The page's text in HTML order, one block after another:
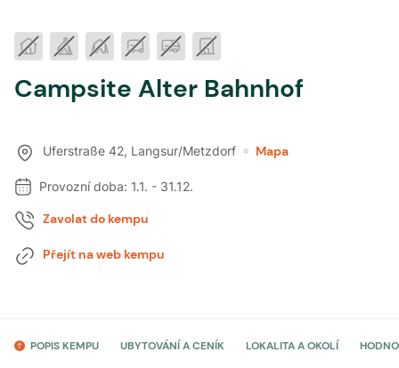
Campsite Alter Bahnhof
Uferstraße 42, Langsur/Metzdorf Mapa
Provozní doba: 1.1. - 31.12.
Zavolat do kempu
Přejít na web kempu
POPIS KEMPU UBYTOVÁNÍ A CENÍK LOKALITA A OKOLÍ